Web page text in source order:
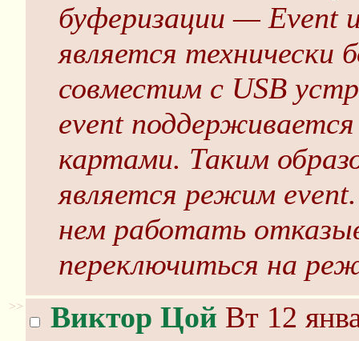
буферизации — Event
является технически
совместим с USB
event
картами. Таким
является режим
нем работать
переключиться на
>> Виктор Цой Вт 12